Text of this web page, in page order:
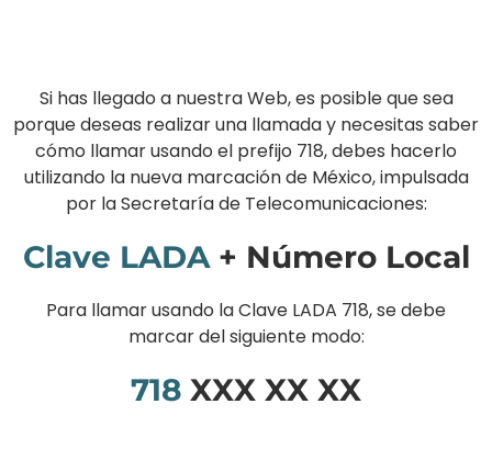
Si has llegado a nuestra Web, es posible que sea
porque deseas realizar una llamada y necesitas saber
cómo llamar usando el prefijo 718, debes hacerlo
utilizando la nueva marcación de México, impulsada
por la Secretaría de Telecomunicaciones:
Clave LADA+ Número Local
Para llamar usando la Clave LADA 718, se debe
marcar del siguiente modo:
718 XXX XX XX